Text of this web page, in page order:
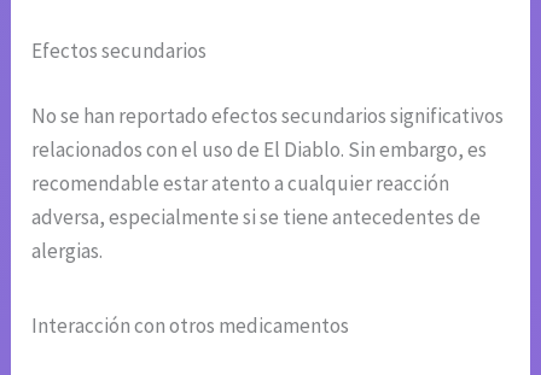
Efectos secundarios
No se han reportado efectos secundarios significativos
relacionados con el uso de El Diablo. Sin embargo, es
recomendable estar atento a cualquier reacción
adversa, especialmente si se tiene antecedentes de
alergias.
Interacción con otros medicamentos